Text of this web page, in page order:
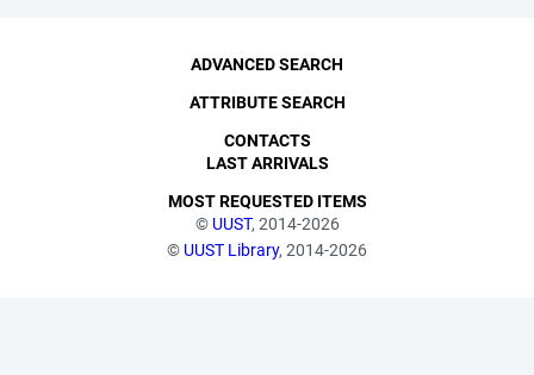
© UUST, 2014-2026
© UUST Library, 2014-2026
ADVANCED SEARCH
ATTRIBUTE SEARCH
CONTACTS
LAST ARRIVALS
MOST REQUESTED ITEMS